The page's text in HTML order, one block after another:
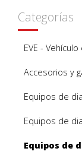
Categorías
EVE -
Accesorios y
Equipos de
Equipos de
Equipos de